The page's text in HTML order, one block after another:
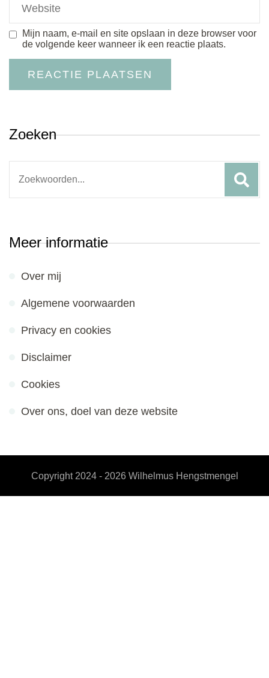
Mijn naam, e-mail en site opslaan in deze browser voor
de volgende keer wanneer ik een reactie plaats.
Zoeken
Meer informatie
Over mij
Algemene voorwaarden
Privacy en cookies
Disclaimer
Cookies
Over ons, doel van deze website
Copyright 2024 - 2026 Wilhelmus Hengstmengel